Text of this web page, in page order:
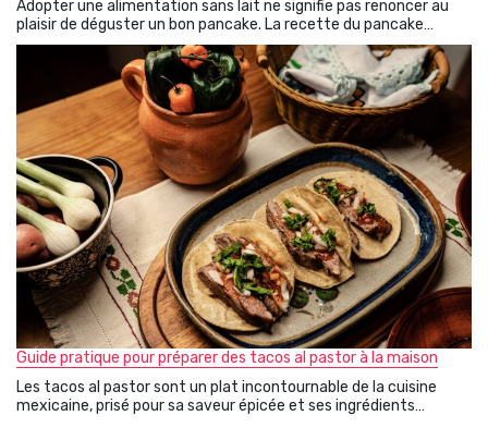
Adopter une alimentation sans lait ne signifie pas renoncer au
plaisir de déguster un bon pancake. La recette du pancake…
Guide pratique pour préparer des tacos al pastor à la maison
Les tacos al pastor sont un plat incontournable de la cuisine
mexicaine, prisé pour sa saveur épicée et ses ingrédients…